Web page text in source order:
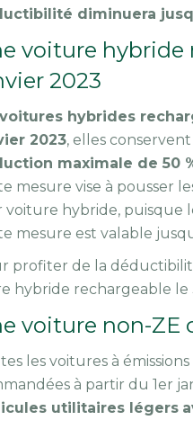
diminuera
voiture hybride
2023
voitures hybrides
2023, elles
maximale de 50
mesure vise à pousser
voiture hybride, puisque
mesure est valable
profiter de la
hybride rechargeable le
voiture non-ZE
les voitures à
à partir du 1er
utilitaires légers